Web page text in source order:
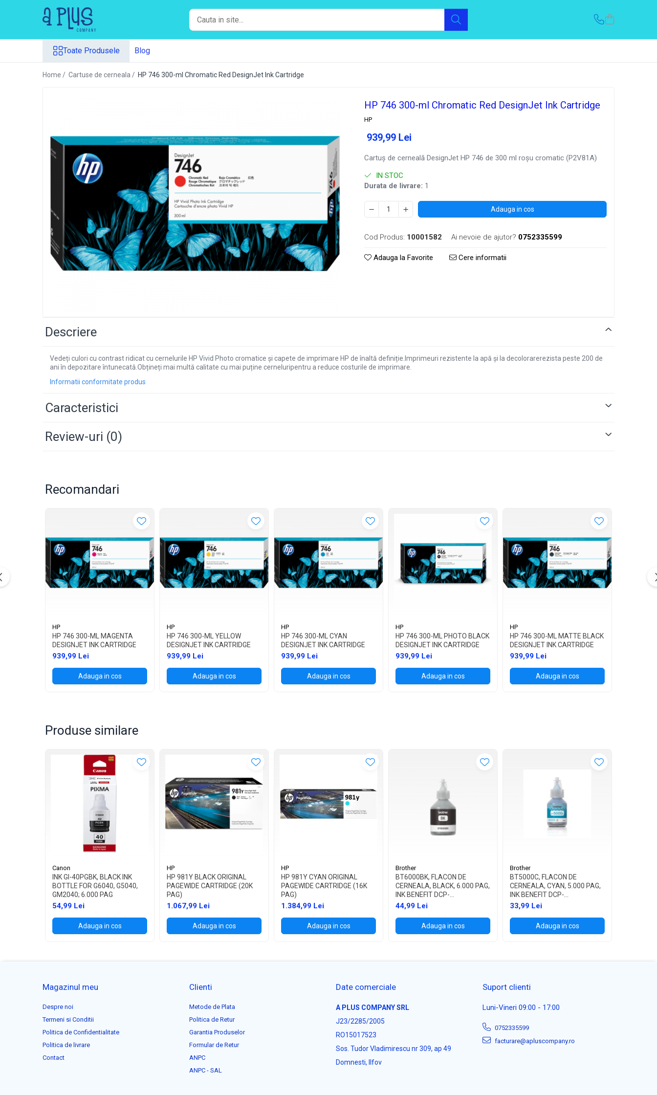
Benzi pentru etichete
Cartuse toner
Toate Produsele Blog
Home / Cartuse de cerneala / HP 746 300-ml Chromatic Red DesignJet Ink Cartridge
HP 746 300-ml Chromatic Red DesignJet Ink Cartridge
HP
939,99 Lei
Cartuș de cerneală DesignJet HP 746 de 300 ml roșu cromatic (P2V81A)
IN STOC
Durata de livrare: 1
Adauga in cos
Cod Produs: 10001582 Ai nevoie de ajutor? 0752335599
Adauga la Favorite Cere informatii
Descriere
Vedeți culori cu contrast ridicat cu cernelurile HP Vivid Photo cromatice și capete de imprimare HP de înaltă definiție.Imprimeuri rezistente la apă și la decolorarerezista peste 200 de
ani în depozitare întunecată.Obțineți mai multă calitate cu mai puține cerneluripentru a reduce costurile de imprimare.
Informatii conformitate produs
Caracteristici
Review-uri (0)
Recomandari
HP
HP 746 300-ML MAGENTA
DESIGNJET INK CARTRIDGE
939,99 Lei
Adauga in cos
HP
HP 746 300-ML YELLOW
DESIGNJET INK CARTRIDGE
939,99 Lei
Adauga in cos
HP
HP 746 300-ML CYAN
DESIGNJET INK CARTRIDGE
939,99 Lei
Adauga in cos
HP
HP 746 300-ML PHOTO BLACK
DESIGNJET INK CARTRIDGE
939,99 Lei
Adauga in cos
HP
HP 746 300-ML MATTE BLACK
DESIGNJET INK CARTRIDGE
939,99 Lei
Adauga in cos
Produse similare
Canon
INK GI-40PGBK, BLACK INK
BOTTLE FOR G6040, G5040,
GM2040; 6.000 PAG
54,99 Lei
Adauga in cos
HP
HP 981Y BLACK ORIGINAL
PAGEWIDE CARTRIDGE (20K
PAG)
1.067,99 Lei
Adauga in cos
HP
HP 981Y CYAN ORIGINAL
PAGEWIDE CARTRIDGE (16K
PAG)
1.384,99 Lei
Adauga in cos
Brother
BT6000BK, FLACON DE
CERNEALA, BLACK, 6.000 PAG,
INK BENEFIT DCP-
T300/T500W/T700W
44,99 Lei
Adauga in cos
Brother
BT5000C, FLACON DE
CERNEALA, CYAN, 5.000 PAG,
INK BENEFIT DCP-
T300/T500W/T700W
33,99 Lei
Adauga in cos
Magazinul meu
Despre noi
Termeni si Conditii
Politica de Confidentialitate
Politica de livrare
Contact
Clienti
Metode de Plata
Politica de Retur
Garantia Produselor
Formular de Retur
ANPC
ANPC - SAL
Date comerciale
A PLUS COMPANY SRL
J23/2285/2005
RO15017523
Sos. Tudor Vladimirescu nr 309, ap 49
Domnesti, Ilfov
Suport clienti
Luni-Vineri 09:00 - 17:00
0752335599
facturare@apluscompany.ro